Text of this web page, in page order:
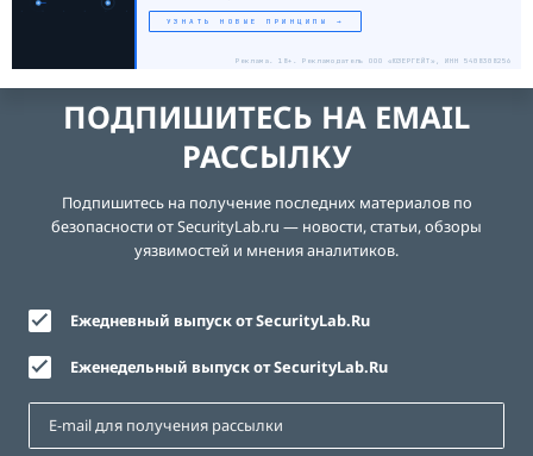
УЗНАТЬ НОВЫЕ ПРИНЦИПЫ →
Реклама. 18+. Рекламодатель ООО «ЮЗЕРГЕЙТ», ИНН 5408308256
ПОДПИШИТЕСЬ НА EMAIL
РАССЫЛКУ
Подпишитесь на получение последних материалов по
безопасности от SecurityLab.ru — новости, статьи, обзоры
уязвимостей и мнения аналитиков.
Ежедневный выпуск от SecurityLab.Ru
Еженедельный выпуск от SecurityLab.Ru